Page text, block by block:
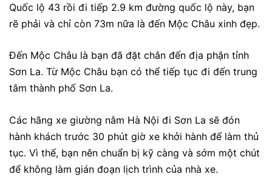
Quốc lộ 43 rồi đi tiếp 2.9 km đường quốc lộ này, bạn
rẽ phải và chỉ còn 73m nữa là đến Mộc Châu xinh đẹp.
Đến Mộc Châu là bạn đã đặt chân đến địa phận tỉnh
Sơn La. Từ Mộc Châu bạn có thể tiếp tục đi đến trung
tâm thành phố Sơn La.
Các hãng xe giường nằm Hà Nội đi Sơn La sẽ đón
hành khách trước 30 phút giờ xe khởi hành để làm thủ
tục. Vì thế, bạn nên chuẩn bị kỹ càng và sớm một chút
để không làm gián đoạn lịch trình của nhà xe.